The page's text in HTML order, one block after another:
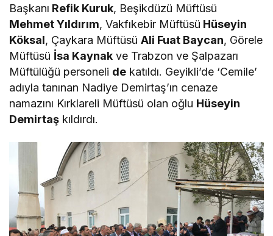
Başkanı Refik Kuruk, Beşikdüzü Müftüsü
Mehmet Yıldırım, Vakfıkebir Müftüsü Hüseyin
Köksal, Çaykara MüftüsüAli Fuat Baycan, Görele
Müftüsü İsa Kaynak ve Trabzon ve Şalpazarı
Müftülüğü personeli de katıldı. Geyikli’de ‘Cemile’
adıyla tanınan Nadiye Demirtaş’ın cenaze
namazını Kırklareli Müftüsü olan oğlu Hüseyin
Demirtaş kıldırdı.